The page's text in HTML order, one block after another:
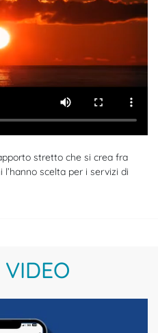
stretto che si crea fra
scelta per i servizi di